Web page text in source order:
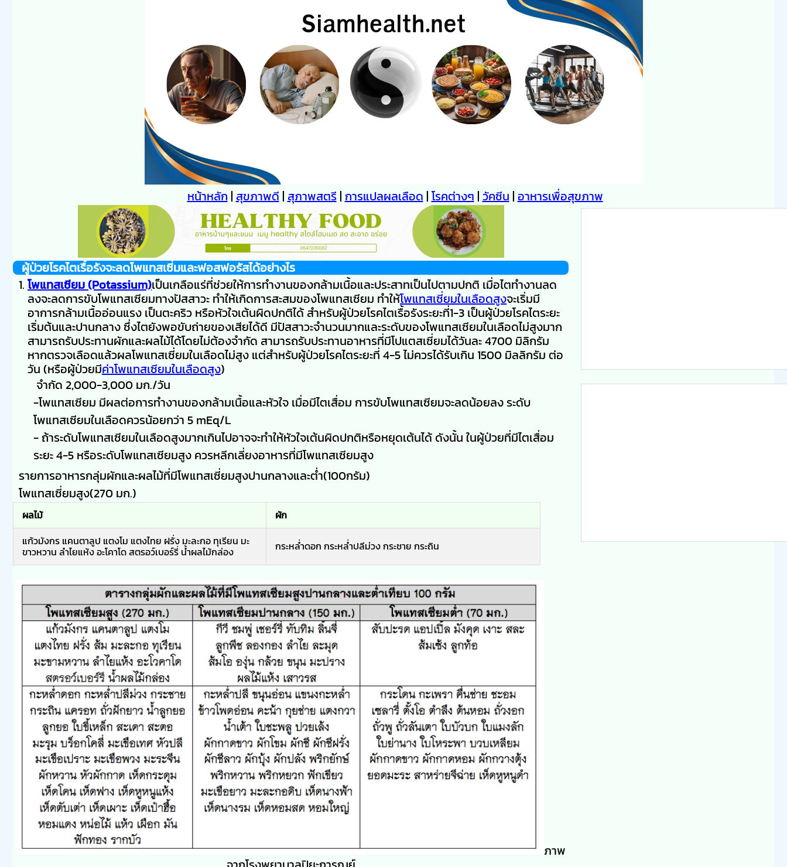
หน้าหลัก|สุขภาพดี|สุภาพสตรี|การแปลผลเลือด|โรคต่างๆ|วัคซีน|อาหารเพื่อสุขภาพ
ผู้ป่วยโรคไตเรื้อรังจะลดโพแทสเซี่มและฟอสฟอรัสได้อย่างไร
โพแทสเซียม (Potassium)เป็นเกลือแร่ที่ช่วยให้การทำงานของกล้ามเนื้อและประสาทเป็นไปตามปกติ เมื่อไตทำงานลด
ลงจะลดการขับโพแทสเซียมทางปัสสาวะ ทำให้เกิดการสะสมของโพแทสเซียม ทำให้โพแทสเซี่ยมในเลือดสูงจะเริ่มมี
อาการกล้ามเนื้ออ่อนแรง เป็นตะคริว หรือหัวใจเต้นผิดปกติได้ สำหรับผู้ป่วยโรคไตเรื้อรังระยะที่1-3 เป็นผู้ป่วยโรคไตระยะ
เริ่มต้นและปานกลาง ซึ่งไตยังพอขับถ่ายของเสียได้ดี มีปัสสาวะจำนวนมากและระดับของโพแทสเซียมในเลือดไม่สูงมาก
สามารถรับประทานผักและผลไม้ได้โดยไม่ต้องจำกัด สามารถรับประทานอาหารที่มีโปแตสเซี่ยมได้วันละ 4700 มิลิกรัม
หากตรวจเลือดแล้วผลโพแทสเซี่ยมในเลือดไม่สูง แต่สำหรับผู้ป่วยโรคไตระยะที่ 4-5 ไม่ควรได้รับเกิน 1500 มิลลิกรัม ต่อ
วัน (หรือผู้ป่วยมีค่าโพแทสเซียมในเลือดสูง)
จำกัด 2,000-3,000 มก./วัน
-โพแทสเซียม มีผลต่อการทำงานของกล้ามเนื้อและหัวใจ เมื่อมีไตเสื่อม การขับโพแทสเซียมจะลดน้อยลง ระดับ
โพแทสเซียมในเลือดควรน้อยกว่า 5 mEq/L
- ถ้าระดับโพแทสเซียมในเลือดสูงมากเกินไปอาจจะทำให้หัวใจเต้นผิดปกติหรือหยุดเต้นได้ ดังนั้น ในผู้ป่วยที่มีไตเสื่อม
ระยะ 4-5 หรือระดับโพแทสเซียมสูง ควรหลีกเลี่ยงอาหารที่มีโพแทสเซียมสูง
รายการอาหารกลุ่มผักและผลไม้ที่มีโพแทสเซี่ยมสูงปานกลางและต่ำ(100กรัม)
โพแทสเซี่ยมสูง(270 มก.)
ผลไม้
ผัก
แก้วมังกร แคนตาลูป แตงโม แตงไทย ฝรั่ง มะละกอ ทุเรียน มะ
ขาวหวาน ลำไยแห้ง อะโคาโด สตรอว์เบอร์รี่ น้ำผลไม้กล่อง กระหล่ำดอก กระหล่ำปลีม่วง กระชาย กระถิน
ภาพ